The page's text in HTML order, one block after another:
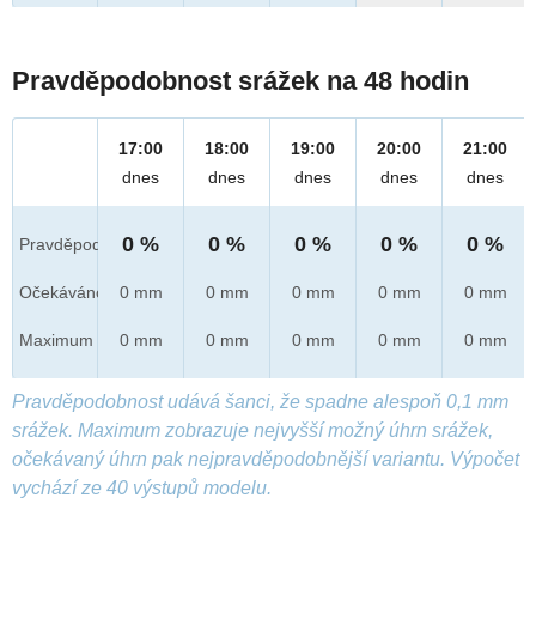
Pravděpodobnost srážek na 48 hodin
Pravděpod.
Očekáváno
Maximum
17:00
dnes
0 %
0 mm
0 mm
18:00
dnes
0 %
0 mm
0 mm
19:00
dnes
0 %
0 mm
0 mm
20:00
dnes
0 %
0 mm
0 mm
21:00
dnes
0 %
0 mm
0 mm
Pravděpodobnost udává šanci, že spadne alespoň 0,1 mm
srážek. Maximum zobrazuje nejvyšší možný úhrn srážek,
očekávaný úhrn pak nejpravděpodobnější variantu. Výpočet
vychází ze 40 výstupů modelu.